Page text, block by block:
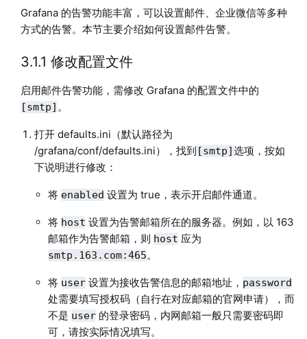
Grafana 的告警功能丰富，可以设置邮件、企业微信等多种
方式的告警。本节主要介绍如何设置邮件告警。
3.1.1 修改配置文件
启用邮件告警功能，需修改 Grafana 的配置文件中的
[smtp] 。
打开 defaults.ini（默认路径为
/grafana/conf/defaults.ini），找到 [smtp]选项，按如
下说明进行修改：
将 enabled 设置为 true，表示开启邮件通道。
将 host 设置为告警邮箱所在的服务器。例如，以 163
邮箱作为告警邮箱，则 host 应为
smtp.163.com:465。
将 user设置为接收告警信息的邮箱地址， password
处需要填写授权码（自行在对应邮箱的官网申请），而
不是 user的登录密码，内网邮箱一般只需要密码即
可，请按实际情况填写。